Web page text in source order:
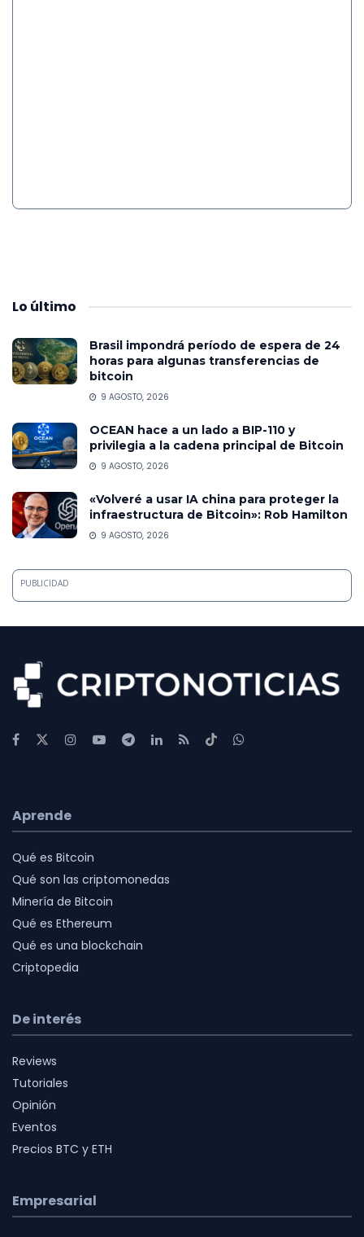
Lo último
Brasil impondrá período de espera de 24
horas para algunas transferencias de
bitcoin
9 AGOSTO, 2026
OCEAN hace a un lado a BIP-110 y
privilegia a la cadena principal de Bitcoin
9 AGOSTO, 2026
«Volveré a usar IA china para proteger la
infraestructura de Bitcoin»: Rob Hamilton
9 AGOSTO, 2026
PUBLICIDAD
Aprende
Qué es Bitcoin
Qué son las criptomonedas
Minería de Bitcoin
Qué es Ethereum
Qué es una blockchain
Criptopedia
De interés
Reviews
Tutoriales
Opinión
Eventos
Precios BTC y ETH
Empresarial